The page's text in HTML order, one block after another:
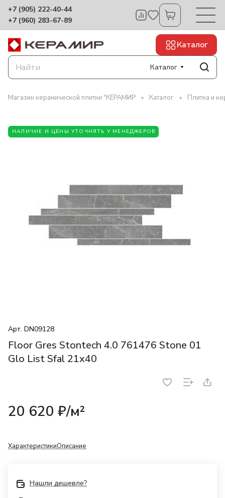
+7 (905) 222-40-44
+7 (960) 283-67-89
Каталог
Каталог
Магазин керамической плитки "КЕРАМИР Каталог Плитка и
НАЛИЧИЕ И ЦЕНЫ УТОЧНЯТЬ У МЕНЕДЖЕРОВ
Арт. DN09128
Floor Gres Stontech 4.0 761476 Stone 01
Glo List Sfal 21x40
20 620 ₽/м²
ХарактеристикиОписание
Нашли дешевле?